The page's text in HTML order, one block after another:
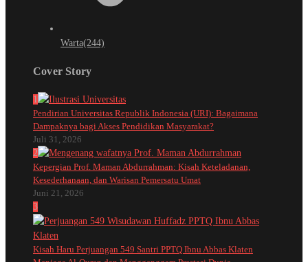
Warta(244)
Cover Story
1
Pendirian Universitas Republik Indonesia (URI): Bagaimana
Dampaknya bagi Akses Pendidikan Masyarakat?
Juli 31, 2026
2
Kepergian Prof. Maman Abdurrahman: Kisah Keteladanan,
Kesederhanaan, dan Warisan Pemersatu Umat
Juni 21, 2026
3
Kisah Haru Perjuangan 549 Santri PPTQ Ibnu Abbas Klaten